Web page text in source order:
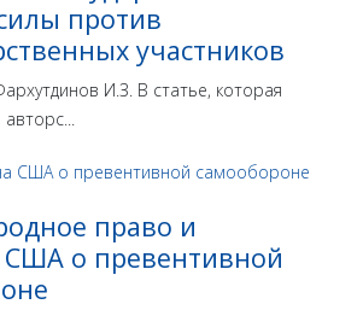
против
участников
И.З. В статье, которая
авторс...
право и
США о превентивной